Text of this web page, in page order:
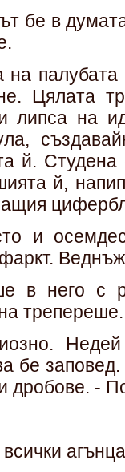
бе в
на
Цялата
липса на
й.
й,
и
в него с
трепереше.
бе
дробове. -